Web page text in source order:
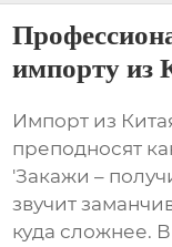
импорту из
Импорт из
преподносят
'Закажи –
звучит
куда сложнее.